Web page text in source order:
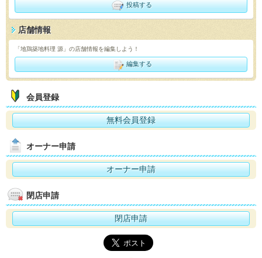
投稿する
店舗情報
「地鶏築地料理 源」の店舗情報を編集しよう！
編集する
会員登録
無料会員登録
オーナー申請
オーナー申請
閉店申請
閉店申請